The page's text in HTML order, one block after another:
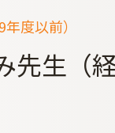
度以前）
先生（